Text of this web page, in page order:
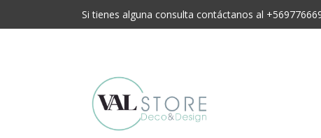
Si tienes alguna consulta contáctanos al